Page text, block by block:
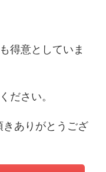
得意としていま
ださい。
ありがとうござ